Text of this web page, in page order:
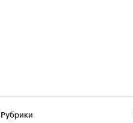
Рубрики